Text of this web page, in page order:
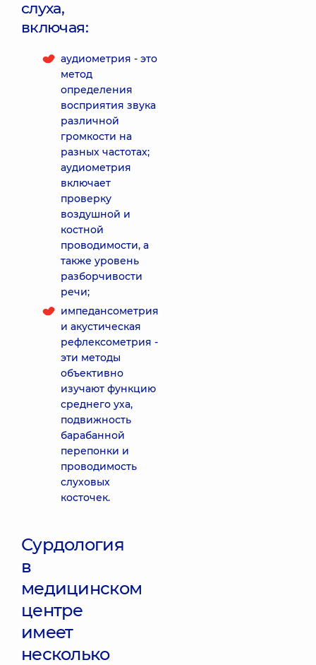
слуха,
включая:
аудиометрия - это
метод
определения
восприятия звука
различной
громкости на
разных частотах;
аудиометрия
включает
проверку
воздушной и
костной
проводимости, а
также уровень
разборчивости
речи;
импедансометрия
и акустическая
рефлексометрия -
эти методы
объективно
изучают функцию
среднего уха,
подвижность
барабанной
перепонки и
проводимость
слуховых
косточек.
Сурдология
в
медицинском
центре
имеет
несколько